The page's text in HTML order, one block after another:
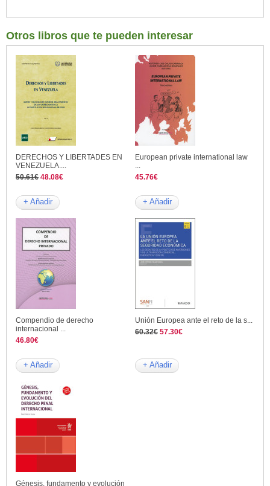
Otros libros que te pueden interesar
DERECHOS Y LIBERTADES EN
VENEZUELA....
50.61€ 48.08€
+ Añadir
European private international law
...
45.76€
+ Añadir
Compendio de derecho
internacional ...
46.80€
+ Añadir
Unión Europea ante el reto de la s...
60.32€ 57.30€
+ Añadir
Génesis, fundamento y evolución